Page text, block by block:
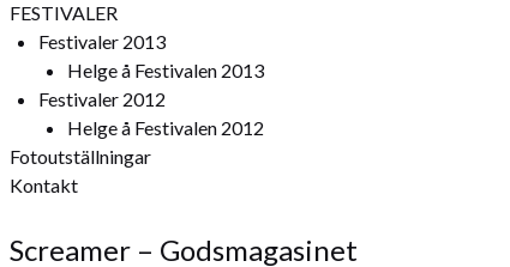
FESTIVALER
Festivaler 2013
Helge å Festivalen 2013
Festivaler 2012
Helge å Festivalen 2012
Fotoutställningar
Kontakt
Screamer – Godsmagasinet